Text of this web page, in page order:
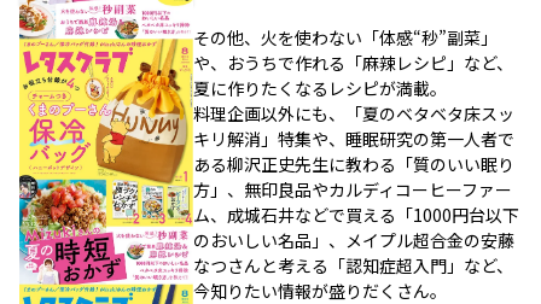
その他、火を使わない「体感“秒”副菜」
や、おうちで作れる「麻辣レシピ」など、
夏に作りたくなるレシピが満載。
料理企画以外にも、「夏のベタベタ床スッ
キリ解消」特集や、睡眠研究の第一人者で
ある柳沢正史先生に教わる「質のいい眠り
方」、無印良品やカルディコーヒーファー
ム、成城石井などで買える「1000円台以下
のおいしい名品」、メイプル超合金の安藤
なつさんと考える「認知症超入門」など、
今知りたい情報が盛りだくさん。